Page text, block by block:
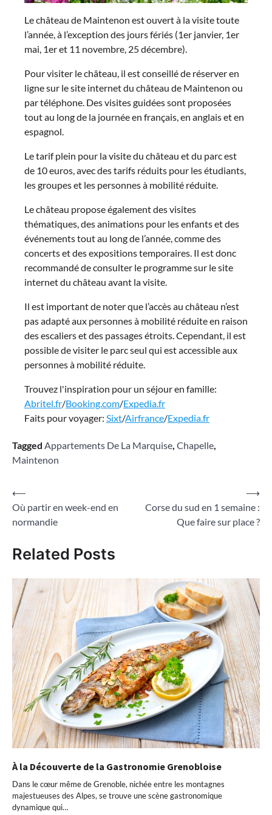
Le château de Maintenon est ouvert à la visite toute
l’année, à l’exception des jours fériés (1er janvier, 1er
mai, 1er et 11 novembre, 25 décembre).
Pour visiter le château, il est conseillé de réserver en
ligne sur le site internet du château de Maintenon ou
par téléphone. Des visites guidées sont proposées
tout au long de la journée en français, en anglais et en
espagnol.
Le tarif plein pour la visite du château et du parc est
de 10 euros, avec des tarifs réduits pour les étudiants,
les groupes et les personnes à mobilité réduite.
Le château propose également des visites
thématiques, des animations pour les enfants et des
événements tout au long de l’année, comme des
concerts et des expositions temporaires. Il est donc
recommandé de consulter le programme sur le site
internet du château avant la visite.
Il est important de noter que l’accès au château n’est
pas adapté aux personnes à mobilité réduite en raison
des escaliers et des passages étroits. Cependant, il est
possible de visiter le parc seul qui est accessible aux
personnes à mobilité réduite.
Trouvez l'inspiration pour un séjour en famille:
Abritel.fr/Booking.com/Expedia.fr
Faits pour voyager: Sixt/Airfrance/Expedia.fr
Tagged Appartements De La Marquise, Chapelle,
Maintenon
Navigation
de
⟵
Où partir en week-end en
normandie
Corse du sud en 1 semaine :
Que faire sur place ?
⟶
Related Posts
À la Découverte de la Gastronomie Grenobloise
Dans le cœur même de Grenoble, nichée entre les montagnes
majestueuses des Alpes, se trouve une scène gastronomique
dynamique qui…